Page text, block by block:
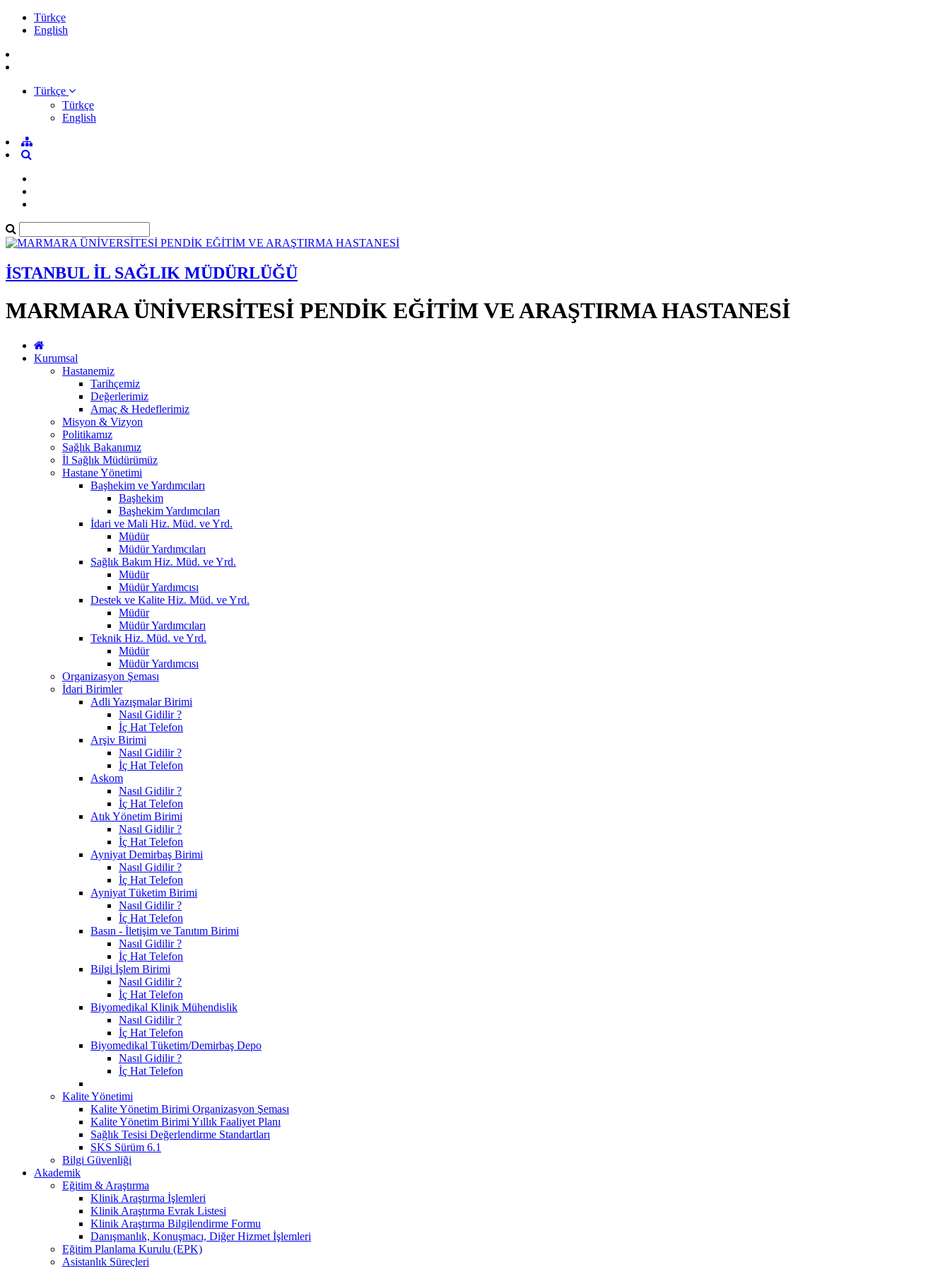
Türkçe
English
Türkçe
Türkçe
English
İSTANBUL İL SAĞLIK MÜDÜRLÜĞÜ
MARMARA ÜNİVERSİTESİ PENDİK EĞİTİM VE ARAŞTIRMA HASTANESİ
Kurumsal
Hastanemiz
Tarihçemiz
Değerlerimiz
Amaç & Hedeflerimiz
Misyon & Vizyon
Politikamız
Sağlık Bakanımız
İl Sağlık Müdürümüz
Hastane Yönetimi
Başhekim ve Yardımcıları
Başhekim
Başhekim Yardımcıları
İdari ve Mali Hiz. Müd. ve Yrd.
Müdür
Müdür Yardımcıları
Sağlık Bakım Hiz. Müd. ve Yrd.
Müdür
Müdür Yardımcısı
Destek ve Kalite Hiz. Müd. ve Yrd.
Müdür
Müdür Yardımcıları
Teknik Hiz. Müd. ve Yrd.
Müdür
Müdür Yardımcısı
Organizasyon Şeması
İdari Birimler
Adli Yazışmalar Birimi
Nasıl Gidilir ?
İç Hat Telefon
Arşiv Birimi
Nasıl Gidilir ?
İç Hat Telefon
Askom
Nasıl Gidilir ?
İç Hat Telefon
Atık Yönetim Birimi
Nasıl Gidilir ?
İç Hat Telefon
Ayniyat Demirbaş Birimi
Nasıl Gidilir ?
İç Hat Telefon
Ayniyat Tüketim Birimi
Nasıl Gidilir ?
İç Hat Telefon
Basın - İletişim ve Tanıtım Birimi
Nasıl Gidilir ?
İç Hat Telefon
Bilgi İşlem Birimi
Nasıl Gidilir ?
İç Hat Telefon
Biyomedikal Klinik Mühendislik
Nasıl Gidilir ?
İç Hat Telefon
Biyomedikal Tüketim/Demirbaş Depo
Nasıl Gidilir ?
İç Hat Telefon
Kalite Yönetimi
Kalite Yönetim Birimi Organizasyon Şeması
Kalite Yönetim Birimi Yıllık Faaliyet Planı
Sağlık Tesisi Değerlendirme Standartları
SKS Sürüm 6.1
Bilgi Güvenliği
Akademik
Eğitim & Araştırma
Klinik Araştırma İşlemleri
Klinik Araştırma Evrak Listesi
Klinik Araştırma Bilgilendirme Formu
Danışmanlık, Konuşmacı, Diğer Hizmet İşlemleri
Eğitim Planlama Kurulu (EPK)
Asistanlık Süreçleri